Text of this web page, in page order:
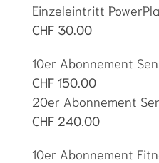
Einzeleintritt
CHF 30.00
10er Abonnement
CHF 150.00
20er Abonnement
CHF 240.00
10er Abonnement